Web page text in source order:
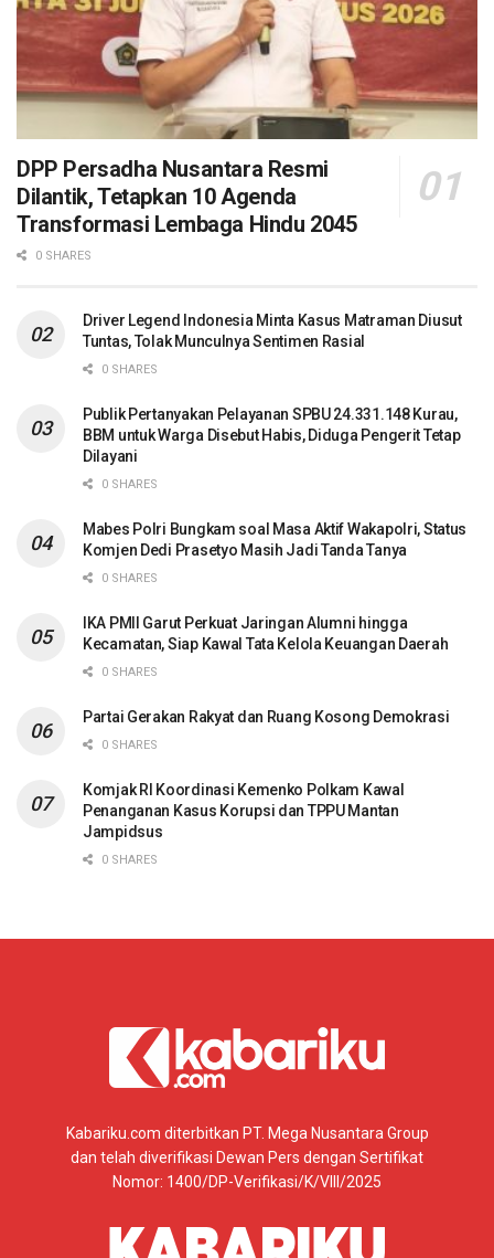
DPP Persadha Nusantara Resmi
Dilantik, Tetapkan 10 Agenda
Transformasi Lembaga Hindu 2045
0 SHARES
Driver Legend Indonesia Minta Kasus Matraman Diusut
Tuntas, Tolak Munculnya Sentimen Rasial
0 SHARES
Publik Pertanyakan Pelayanan SPBU 24.331.148 Kurau,
BBM untuk Warga Disebut Habis, Diduga Pengerit Tetap
Dilayani
0 SHARES
Mabes Polri Bungkam soal Masa Aktif Wakapolri, Status
Komjen Dedi Prasetyo Masih Jadi Tanda Tanya
0 SHARES
IKA PMII Garut Perkuat Jaringan Alumni hingga
Kecamatan, Siap Kawal Tata Kelola Keuangan Daerah
0 SHARES
Partai Gerakan Rakyat dan Ruang Kosong Demokrasi
0 SHARES
Komjak RI Koordinasi Kemenko Polkam Kawal
Penanganan Kasus Korupsi dan TPPU Mantan
Jampidsus
0 SHARES
Kabariku.com diterbitkan PT. Mega Nusantara Group
dan telah diverifikasi Dewan Pers dengan Sertifikat
Nomor: 1400/DP-Verifikasi/K/VIII/2025